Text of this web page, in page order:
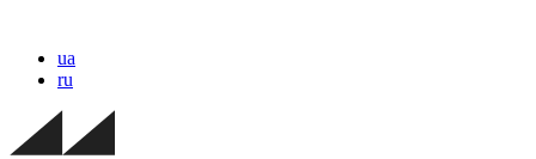
ua
ru